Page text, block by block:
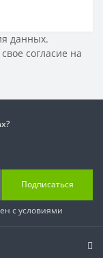
данных.
согласие на
Подписаться
с условиями